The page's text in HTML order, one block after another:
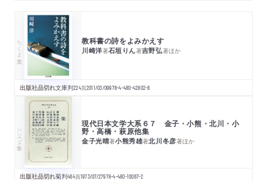
ちくま文庫 教科書の詩をよみかえす
川崎洋著石垣りん著吉野弘著ほか
出版社品切れ文庫判224頁2011/03/09978-4-480-42802-8
シリーズ・全集 現代日本文学大系６７ 金子・小熊・北川・小
野・高橋・萩原他集
金子光晴著小熊秀雄著北川冬彦著ほか
出版社品切れ菊判464頁1973/07/27978-4-480-10067-2